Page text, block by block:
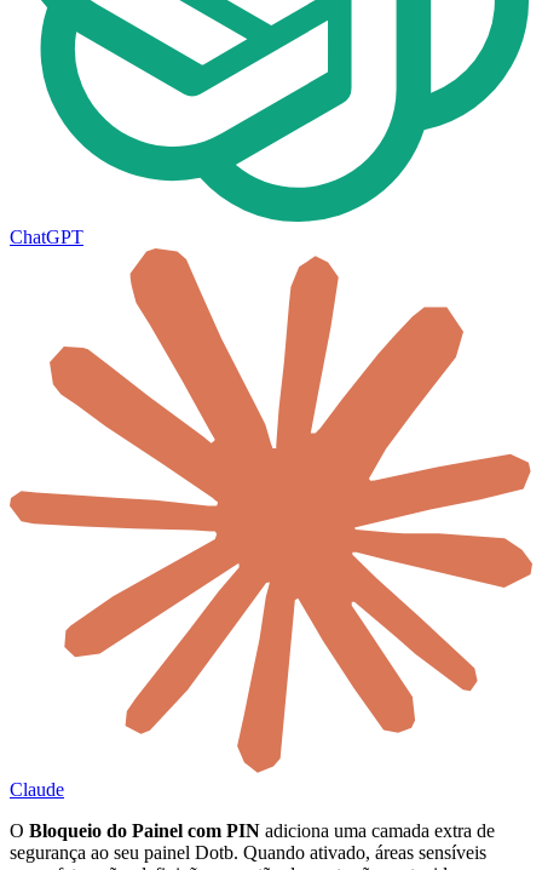
ChatGPT
Claude
O Bloqueio do Painel com PIN adiciona uma camada extra de
segurança ao seu painel Dotb. Quando ativado, áreas sensíveis